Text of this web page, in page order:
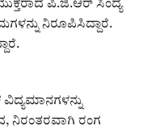
ಪಿ.ಜಿ.ಆರ್ ಸಿಂದ್ಯ
ನಿರೂಪಿಸಿದ್ದಾರೆ.
ನಿರಂತರವಾಗಿ ರಂಗ